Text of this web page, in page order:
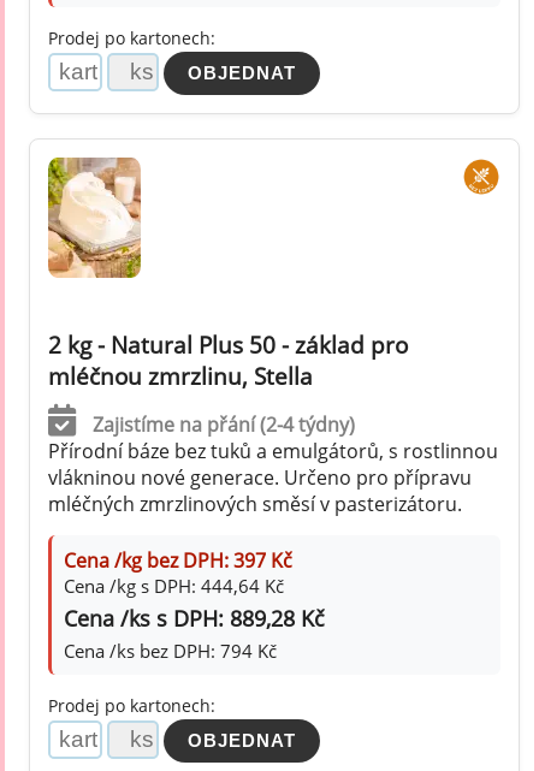
Prodej po kartonech:
2 kg - Natural Plus 50 - základ pro
mléčnou zmrzlinu, Stella
Zajistíme na přání (2-4 týdny)
Přírodní báze bez tuků a emulgátorů, s rostlinnou
vlákninou nové generace. Určeno pro přípravu
mléčných zmrzlinových směsí v pasterizátoru.
Cena /kg bez DPH: 397 Kč
Cena /kg s DPH: 444,64 Kč
Cena /ks s DPH: 889,28 Kč
Cena /ks bez DPH: 794 Kč
Prodej po kartonech: